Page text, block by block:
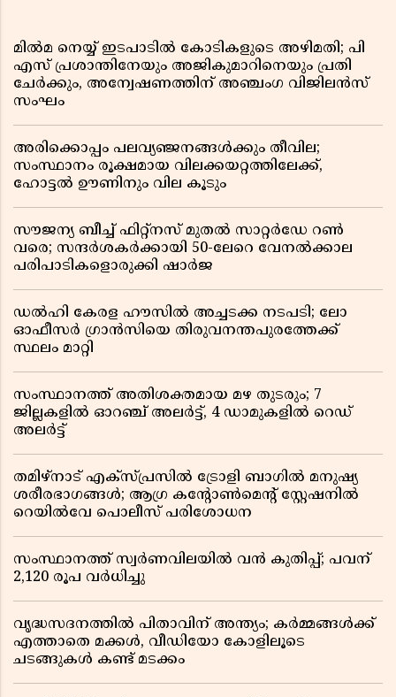
മിൽമ നെയ്യ് ഇടപാടിൽ കോടികളുടെ അഴിമതി; പി
എസ് പ്രശാന്തിനേയും അജികുമാറിനെയും പ്രതി
ചേർക്കും, അന്വേഷണത്തിന് അഞ്ചംഗ വിജിലൻസ്
സംഘം
അരിക്കൊപ്പം പലവ്യഞ്ജനങ്ങൾക്കും തീവില;
സംസ്ഥാനം രൂക്ഷമായ വിലക്കയറ്റത്തിലേക്ക്,
ഹോട്ടൽ ഊണിനും വില കൂടും
സൗജന്യ ബീച്ച് ഫിറ്റ്നസ് മുതൽ സാറ്റർഡേ റൺ
വരെ; സന്ദർശകർക്കായി 50-ലേറെ വേനൽക്കാല
പരിപാടികളൊരുക്കി ഷാർജ
ഡൽഹി കേരള ഹൗസിൽ അച്ചടക്ക നടപടി; ലോ
ഓഫീസർ ഗ്രാൻസിയെ തിരുവനന്തപുരത്തേക്ക്
സ്ഥലം മാറ്റി
സംസ്ഥാനത്ത് അതിശക്തമായ മഴ തുടരും; 7
ജില്ലകളിൽ ഓറഞ്ച് അലർട്ട്, 4 ഡാമുകളിൽ റെഡ്
അലർട്ട്
തമിഴ്‌നാട് എക്സ്പ്രസിൽ ട്രോളി ബാഗിൽ മനുഷ്യ
ശരീരഭാഗങ്ങൾ; ആഗ്ര കൻ്റോൺമെൻ്റ് സ്റ്റേഷനിൽ
റെയിൽവേ പൊലീസ് പരിശോധന
സംസ്ഥാനത്ത് സ്വര്‍ണവിലയില്‍ വന്‍ കുതിപ്പ്; പവന്
2,120 രൂപ വര്‍ധിച്ചു
വൃദ്ധസദനത്തിൽ പിതാവിന് അന്ത്യം; കർമ്മങ്ങൾക്ക്
എത്താതെ മക്കൾ, വീഡിയോ കോളിലൂടെ
ചടങ്ങുകൾ കണ്ട് മടക്കം